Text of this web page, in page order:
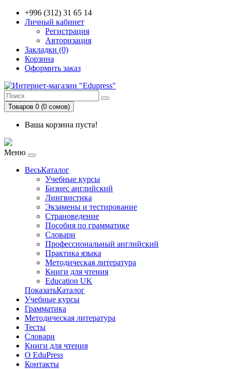
+996 (312) 31 65 14
Личный кабинет
Регистрация
Авторизация
Закладки (0)
Корзина
Оформить заказ
Товаров 0 (0 сомов)
Ваша корзина пуста!
Меню
ВесьКаталог
Учебные курсы
Бизнес английский
Лингвистика
Экзамены и тестирование
Страноведение
Пособия по грамматике
Словари
Профессиональный английский
Практика языка
Методическая литература
Книги для чтения
Education UK
ПоказатьКаталог
Учебные курсы
Грамматика
Методическая литература
Тесты
Словари
Книги для чтения
О EduPress
Контакты